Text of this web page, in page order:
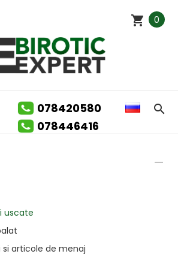
0
078420580
078446416
uscate
articole de menaj